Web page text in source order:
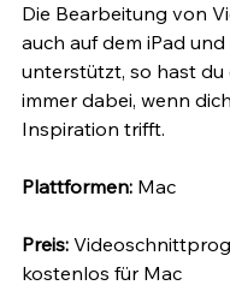
Die Bearbeitung von
auch auf dem iPad und
unterstützt, so hast du
immer dabei, wenn
Inspiration trifft.
Plattformen: Mac
Preis:
kostenlos für Mac